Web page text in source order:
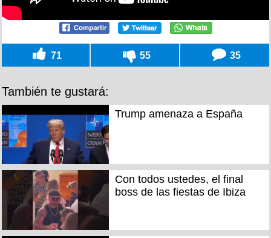
71 55 35
También te gustará:
Trump amenaza a España
Con todos ustedes, el final
boss de las fiestas de Ibiza